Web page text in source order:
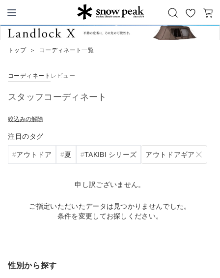
Snow Peak
お
気
カ
トップ ＞ コーディネート一覧
コーディネート レビュー
スタッフコーディネート
絞込みの解除
注目のタグ
アウトドア 夏 TAKIBI シリーズ アウトドアギア
申し訳ございません。
ご指定いただいたデータは見つかりませんでした。
条件を変更してお探しください。
性別から探す